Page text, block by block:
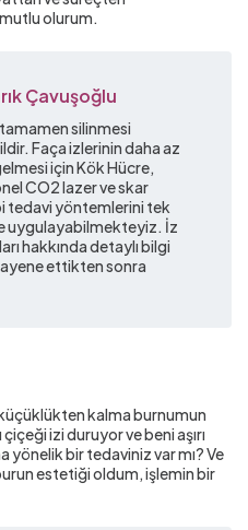
olurum.
Çavuşoğlu
silinmesi
Faça izlerinin daha az
için Kök Hücre,
CO2 lazer ve skar
tedavi yöntemlerini tek
uygulayabilmekteyiz. İz
hakkında detaylı bilgi
ettikten sonra
kalma burnumun
izi duruyor ve beni aşırı
yönelik bir tedaviniz var mı? Ve
estetiği oldum, işlemin bir